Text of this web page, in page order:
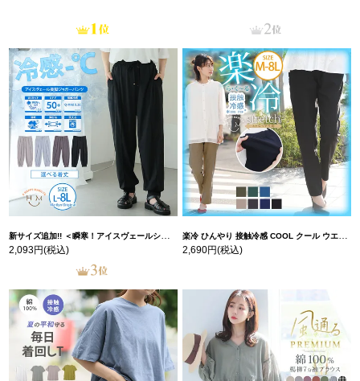
新サイズ追加!! ＜瞬寒！アイスヴェールシリーズ＞ 美脚 ジョガーパンツ 【ウェストゴム】 【ストレッチ】 | 大きいサイズの通販ならハッピーマリリン
2,093円(税込)
楽冷 ひんやり 接触冷感 COOL クール ウエストゴム 楽ちん ストレッチ 美脚 レギパン 【ストレッチ】 | 大きいサイズの通販ならハッピーマリリン
2,690円(税込)